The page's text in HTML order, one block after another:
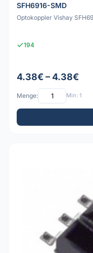
SFH6916-SMD
Optokoppler Vishay
194
4.38€ – 4.38€
Menge: Min: 1